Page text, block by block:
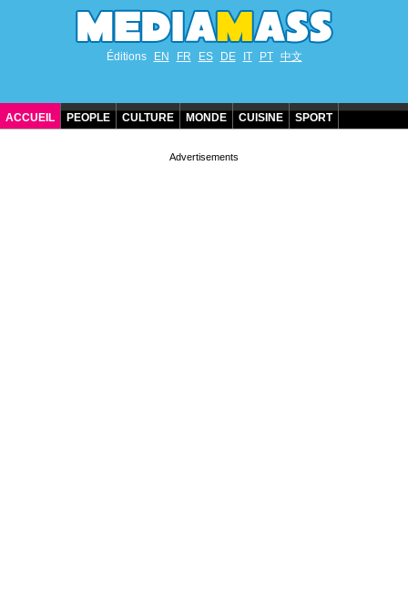
Éditions EN FR ES DE IT PT 中文
ACCUEIL PEOPLE CULTURE MONDE CUISINE SPORT